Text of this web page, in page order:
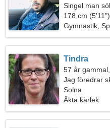
Singel man
178 cm
Gymnastik,
Tindra
57 år
Jag föredrar
Solna
Äkta kärlek